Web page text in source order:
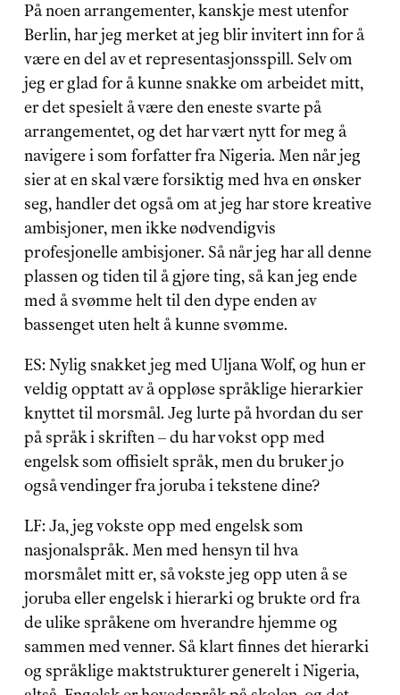
På noen arrangementer, kanskje mest utenfor
Berlin, har jeg merket at jeg blir invitert inn for å
være en del av et representasjonsspill. Selv om
jeg er glad for å kunne snakke om arbeidet mitt,
er det spesielt å være den eneste svarte på
arrangementet, og det har vært nytt for meg å
navigere i som forfatter fra Nigeria. Men når jeg
sier at en skal være forsiktig med hva en ønsker
seg, handler det også om at jeg har store kreative
ambisjoner, men ikke nødvendigvis
profesjonelle ambisjoner. Så når jeg har all denne
plassen og tiden til å gjøre ting, så kan jeg ende
med å svømme helt til den dype enden av
bassenget uten helt å kunne svømme.
ES: Nylig snakket jeg med Uljana Wolf, og hun er
veldig opptatt av å oppløse språklige hierarkier
knyttet til morsmål. Jeg lurte på hvordan du ser
på språk i skriften – du har vokst opp med
engelsk som offisielt språk, men du bruker jo
også vendinger fra joruba i tekstene dine?
LF: Ja, jeg vokste opp med engelsk som
nasjonalspråk. Men med hensyn til hva
morsmålet mitt er, så vokste jeg opp uten å se
joruba eller engelsk i hierarki og brukte ord fra
de ulike språkene om hverandre hjemme og
sammen med venner. Så klart finnes det hierarki
og språklige maktstrukturer generelt i Nigeria,